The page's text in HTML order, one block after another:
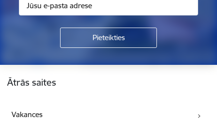
Ātrās saites
Vakances